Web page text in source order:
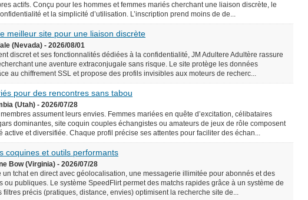
actifs. Conçu pour les hommes et femmes mariés cherchant une liaison discrète, le
et la simplicité d’utilisation. L’inscription prend moins de de...
meilleur site pour une liaison discrète
(Nevada) - 2026/08/01
discret et ses fonctionnalités dédiées à la confidentialité, JM Adultere Adultère rassure
une aventure extraconjugale sans risque. Le site protège les données
au chiffrement SSL et propose des profils invisibles aux moteurs de recherc...
pour des rencontres sans tabou
(Utah) - 2026/07/28
assument leurs envies. Femmes mariées en quête d’excitation, célibataires
dominantes, site coquin couples échangistes ou amateurs de jeux de rôle composent
active et diversifiée. Chaque profil précise ses attentes pour faciliter des échan...
coquines et outils performants
Bow (Virginia) - 2026/07/28
un tchat en direct avec géolocalisation, une messagerie illimitée pour abonnés et des
ou publiques. Le système SpeedFlirt permet des matchs rapides grâce à un système de
filtres précis (pratiques, distance, envies) optimisent la recherche site de...